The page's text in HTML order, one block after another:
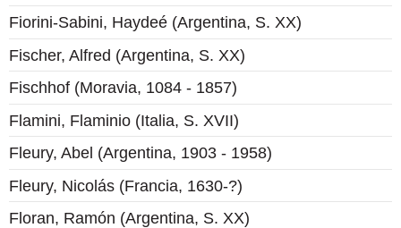
Fiorini-Sabini, Haydeé (Argentina, S. XX)
Fischer, Alfred (Argentina, S. XX)
Fischhof (Moravia, 1084 - 1857)
Flamini, Flaminio (Italia, S. XVII)
Fleury, Abel (Argentina, 1903 - 1958)
Fleury, Nicolás (Francia, 1630-?)
Floran, Ramón (Argentina, S. XX)